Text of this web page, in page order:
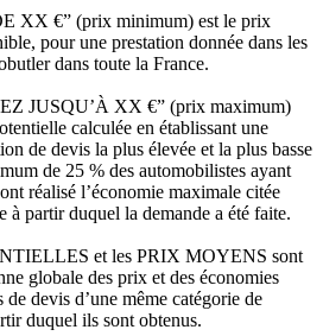
XX €” (prix minimum) est le prix
pour une prestation donnée dans les
dans toute la France.
JUSQU’À XX €” (prix maximum)
calculée en établissant une
de devis la plus élevée et la plus basse
de 25 % des automobilistes ayant
réalisé l’économie maximale citée
à partir duquel la demande a été faite.
et les PRIX MOYENS sont
globale des prix et des économies
devis d’une même catégorie de
duquel ils sont obtenus.